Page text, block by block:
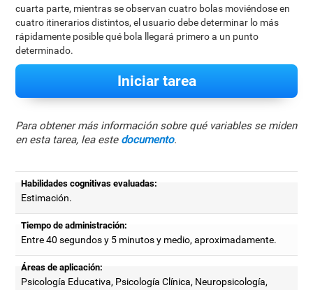
cuarta parte, mientras se observan cuatro bolas moviéndose en
cuatro itinerarios distintos, el usuario debe determinar lo más
rápidamente posible qué bola llegará primero a un punto
determinado.
Iniciar tarea
Para obtener más información sobre qué variables se miden
en esta tarea, lea este documento.
Habilidades cognitivas evaluadas:
Estimación.
Tiempo de administración:
Entre 40 segundos y 5 minutos y medio, aproximadamente.
Áreas de aplicación:
Psicología Educativa, Psicología Clínica, Neuropsicología,